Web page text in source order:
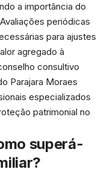
a importância do
periódicas
para ajustes
agregado à
consultivo
Parajara Moraes
especializados
patrimonial no
superá-